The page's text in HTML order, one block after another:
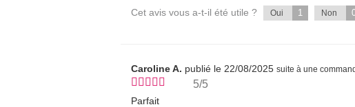
Cet avis vous a-t-il été utile ? Oui 1 Non
Caroline A. publié le 22/08/2025 suite à une
5/5
Parfait